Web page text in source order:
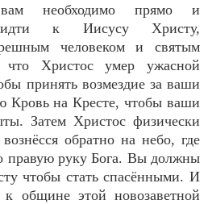
необходимо прямо и
к Иисусу Христу,
человеком и святым
Христос умер ужасной
принять возмездие за ваши
Кровь на Кресте, чтобы ваши
Затем Христос физически
обратно на небо, где
правую руку Бога. Вы должны
чтобы стать спасёнными. И
к общине этой новозаветной